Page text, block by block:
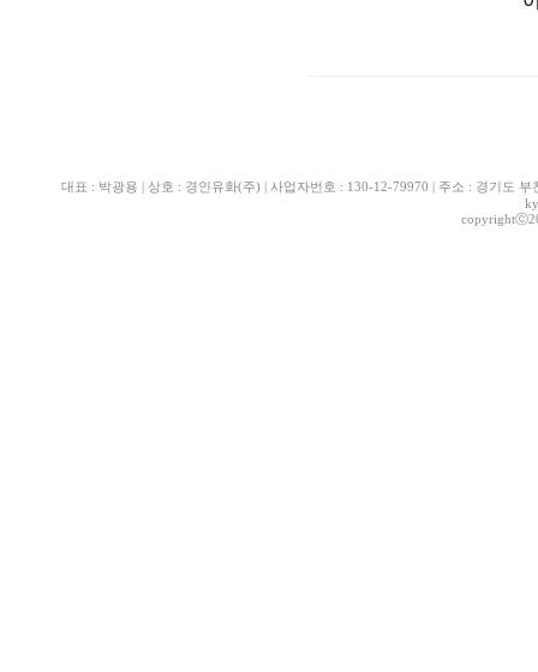
대표 : 박광용 | 상호 : 경인유화(주) | 사업자번호 : 130-12-79970 | 주소 : 경기도